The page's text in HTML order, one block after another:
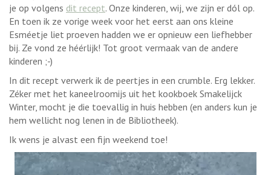
je op volgens dit recept. Onze kinderen, wij, we zijn er dól op.
En toen ik ze vorige week voor het eerst aan ons kleine
Esméetje liet proeven hadden we er opnieuw een liefhebber
bij. Ze vond ze héérlijk! Tot groot vermaak van de andere
kinderen ;-)
In dit recept verwerk ik de peertjes in een crumble. Erg lekker.
Zéker met het kaneelroomijs uit het kookboek Smakelijck
Winter, mocht je die toevallig in huis hebben (en anders kun je
hem wellicht nog lenen in de Bibliotheek).
Ik wens je alvast een fijn weekend toe!